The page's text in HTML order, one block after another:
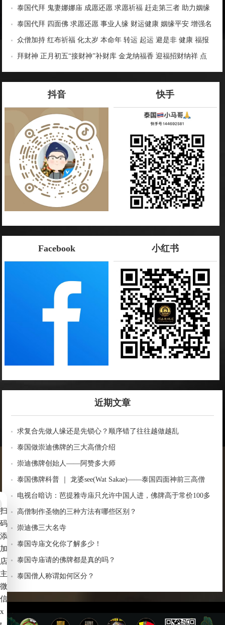
成功学业 助智慧 事业生意 运势人缘
泰国代拜 鬼妻娜娜庙 成愿还愿 求愿祈福 赶走第三者 助力姻缘
桃花 夫妻和合 财运事业
泰国代拜 四面佛 求愿还愿 事业人缘 财运健康 姻缘平安 增强名
气提升运气 避险挡灾
众僧加持 红布祈福 化太岁 本命年 转运 起运 避是非 健康 福报
功德 实名祈福 泰国佛牌 新年福利
拜财神 正月初五“接财神”补财库 金龙纳福香 迎福招财纳祥 点
鞭炮
抖音 快手
Facebook 小红书
近期文章
求复合先做人缘还是先锁心？顺序错了往往越做越乱
泰国做崇迪佛牌的三大高僧介绍
崇迪佛牌创始人——阿赞多大师
泰国佛牌科普 ｜ 龙婆see(Wat Sakae)——泰国四面神前三高僧
电视台暗访：芭提雅寺庙只允许中国人进，佛牌高于常价100多
倍！
高僧制作圣物的三种方法有哪些区别？
崇迪佛三大名寺
泰国寺庙文化你了解多少！
泰国寺庙请的佛牌都是真的吗？
泰国僧人称谓如何区分？
扫
码
添
加
店
主
微
信
x